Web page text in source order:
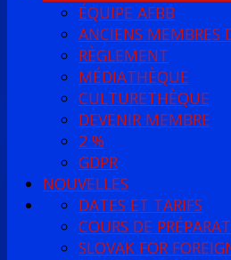
ÉQUIPE AFBB
ANCIENS MEMBRES
RÈGLEMENT
MÉDIATHÈQUE
CULTURETHÈQUE
DEVENIR MEMBRE
2 %
GDPR
NOUVELLES
DATES ET TARIFS
COURS DE
SLOVAK FOR